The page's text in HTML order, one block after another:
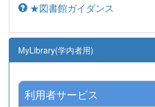
★図書館ガイダンス
MyLibrary(学内者用)
利用者サービス